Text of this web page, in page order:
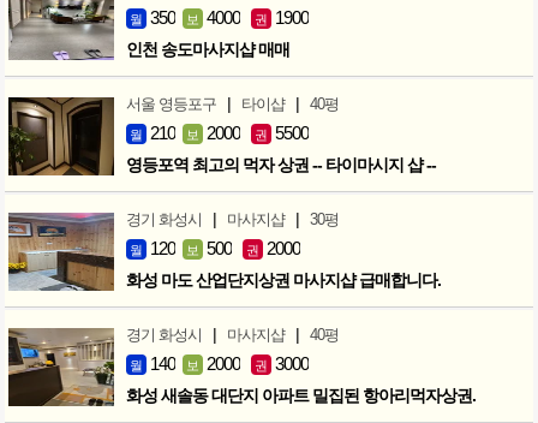
월 350 보 4000 권 1900
인천 송도마사지샵 매매
서울 영등포구 | 타이샵 | 40평
월 210 보 2000 권 5500
영등포역 최고의 먹자 상권 -- 타이마시지 샵 --
경기 화성시 | 마사지샵 | 30평
월 120 보 500 권 2000
화성 마도 산업단지상권 마사지샵 급매합니다.
경기 화성시 | 마사지샵 | 40평
월 140 보 2000 권 3000
화성 새솔동 대단지 아파트 밀집된 항아리먹자상권.